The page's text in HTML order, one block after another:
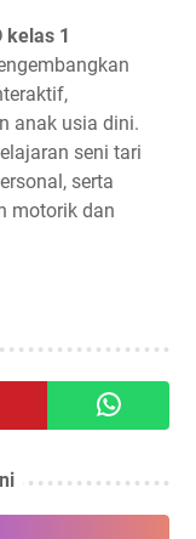
kelas 1
anak usia dini.
seni tari
serta
motorik dan